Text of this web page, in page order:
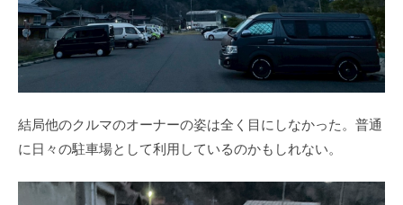
結局他のクルマのオーナーの姿は全く目にしなかった。普通
に日々の駐車場として利用しているのかもしれない。